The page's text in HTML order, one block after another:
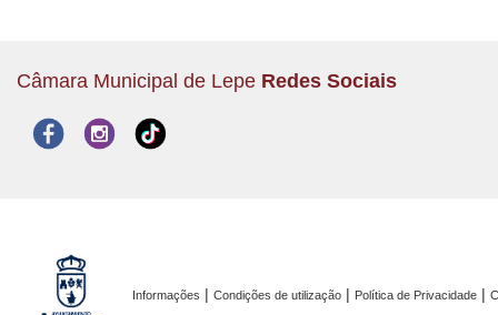
Câmara Municipal de Lepe Redes Sociais
Informações | Condições de utilização | Política de Privacidade |